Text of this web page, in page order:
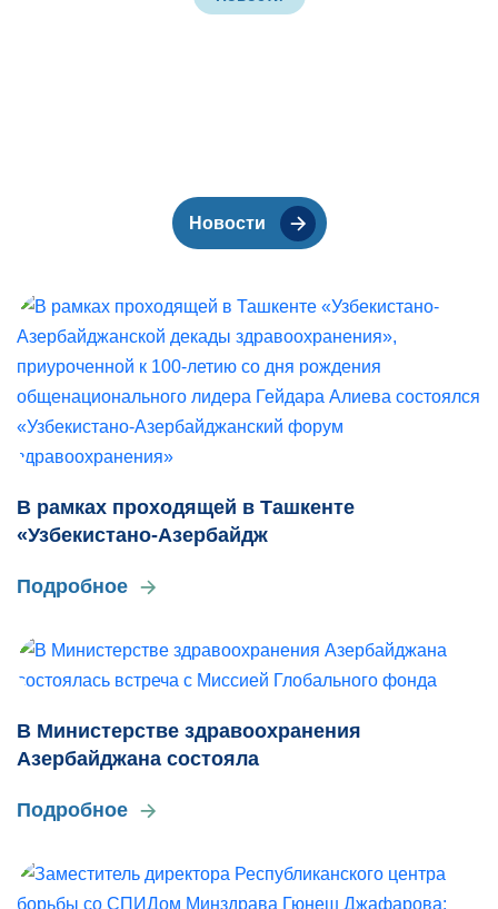
Новости
В рамках проходящей в Ташкенте
«Узбекистано-Азербайдж
Подробное
В Министерстве здравоохранения
Азербайджана состояла
Подробное